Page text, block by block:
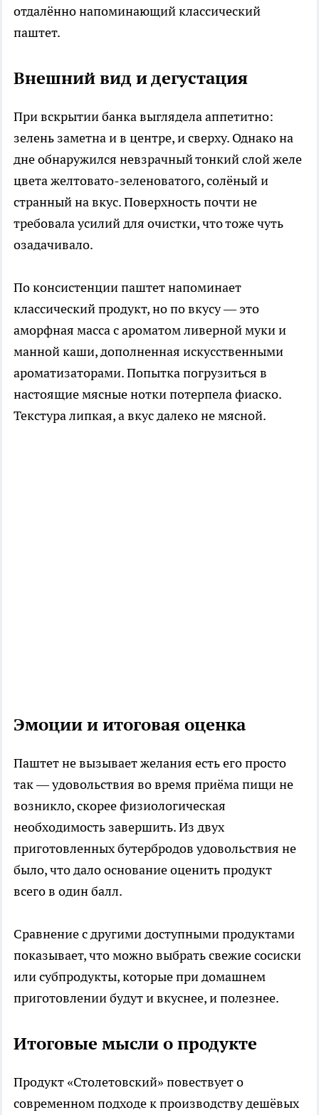
отдалённо напоминающий классический
паштет.
Внешний вид и дегустация
При вскрытии банка выглядела аппетитно:
зелень заметна и в центре, и сверху. Однако на
дне обнаружился невзрачный тонкий слой желе
цвета желтовато-зеленоватого, солёный и
странный на вкус. Поверхность почти не
требовала усилий для очистки, что тоже чуть
озадачивало.
По консистенции паштет напоминает
классический продукт, но по вкусу — это
аморфная масса с ароматом ливерной муки и
манной каши, дополненная искусственными
ароматизаторами. Попытка погрузиться в
настоящие мясные нотки потерпела фиаско.
Текстура липкая, а вкус далеко не мясной.
Эмоции и итоговая оценка
Паштет не вызывает желания есть его просто
так — удовольствия во время приёма пищи не
возникло, скорее физиологическая
необходимость завершить. Из двух
приготовленных бутербродов удовольствия не
было, что дало основание оценить продукт
всего в один балл.
Сравнение с другими доступными продуктами
показывает, что можно выбрать свежие сосиски
или субпродукты, которые при домашнем
приготовлении будут и вкуснее, и полезнее.
Итоговые мысли о продукте
Продукт «Столетовский» повествует о
современном подходе к производству дешёвых